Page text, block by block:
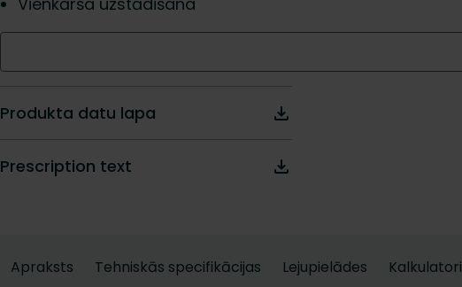
Produkta datu lapa
Prescription text
Apraksts Tehniskās specifikācijas Lejupielādes Kalkulatori